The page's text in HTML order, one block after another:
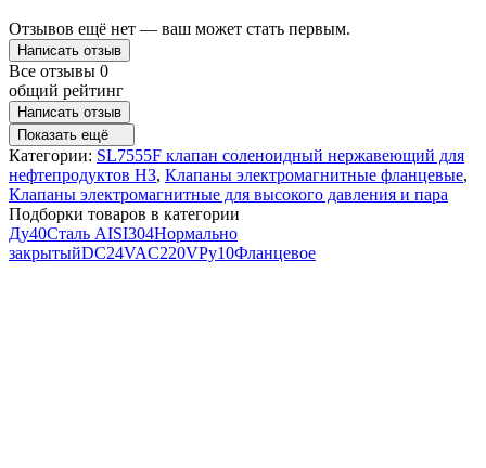
Отзывов ещё нет — ваш может стать первым.
Написать отзыв
Все отзывы 0
общий рейтинг
Написать отзыв
Показать ещё
Категории: SL7555F клапан соленоидный нержавеющий для
нефтепродуктов НЗ, Клапаны электромагнитные фланцевые,
Клапаны электромагнитные для высокого давления и пара
Подборки товаров в категории
Ду40Сталь AISI304Нормально
закрытыйDC24VAC220VРу10Фланцевое